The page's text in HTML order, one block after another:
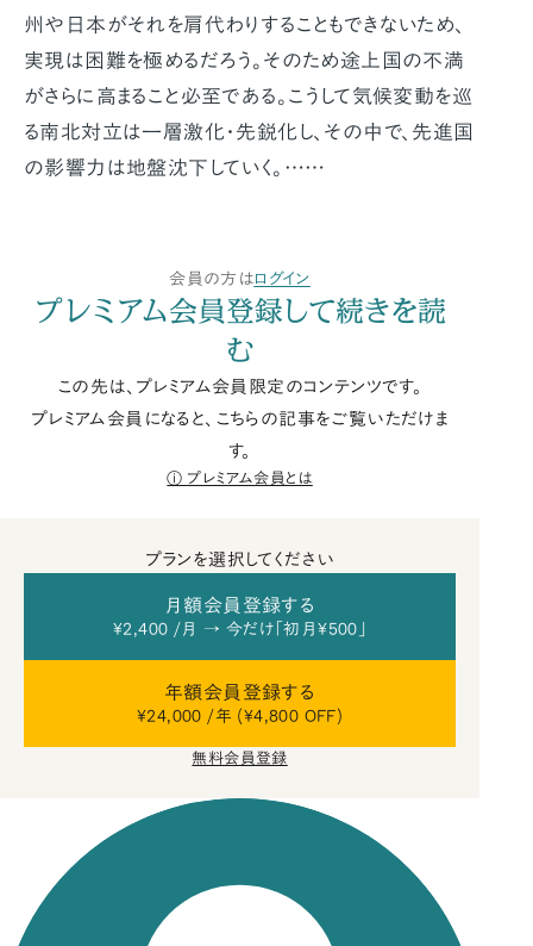
州や日本がそれを肩代わりすることもできないため、
実現は困難を極めるだろう。そのため途上国の不満
がさらに高まること必至である。こうして気候変動を巡
る南北対立は一層激化・先鋭化し、その中で、先進国
の影響力は地盤沈下していく。……
会員の方はログイン
プレミアム会員登録して続きを読
む
この先は、プレミアム会員限定のコンテンツです。
プレミアム会員になると、こちらの記事をご覧いただけま
す。
プレミアム会員とは
プランを選択してください
月額会員登録する
¥2,400 /月 → 今だけ「初月¥500」
年額会員登録する
¥24,000 /年 (¥4,800 OFF)
無料会員登録